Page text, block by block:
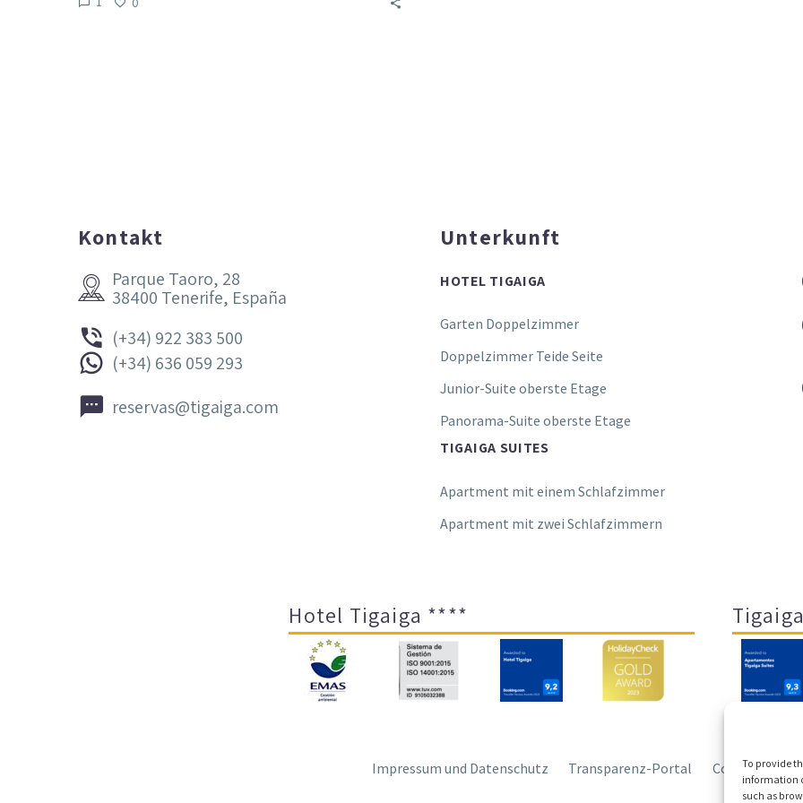
To provide
information
such as
Kontakt

 Parque Taoro, 28
38400 Tenerife, España

 (+34) 922 383 500

 (+34) 636 059 293

 reservas@tigaiga.com
Unterkunft
HOTEL TIGAIGA
Garten Doppelzimmer
Doppelzimmer Teide Seite
Junior-Suite oberste Etage
Panorama-Suite oberste Etage
TIGAIGA SUITES
Apartment mit einem Schlafzimmer
Apartment mit zwei Schlafzimmern
Hotel Tigaiga ****
Impressum und Datenschutz Transparenz-Portal Cookies